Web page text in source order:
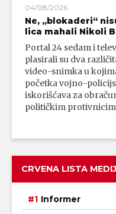
04/08/2026
Ne, „blokaderi“
lica mahali Nikoli
Portal 24 sedam i
plasirali su dva
video-snimka u
početka vojno-
iskorišćava za
političkim
CRVENA LISTA
Informer